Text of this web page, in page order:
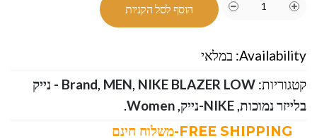
הוסף לסל הקניות
Availability: במלאי
קטגוריות:
Brand, MEN,
NIKE BLAZER LOW - נייק
בלייזר נמוכות,NIKE-נייק ,
Women
.